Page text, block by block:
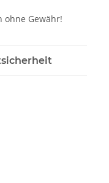
ohne Gewähr!